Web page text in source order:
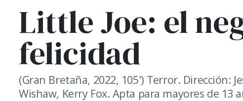
Little Joe: el
felicidad
(Gran Bretaña, 2022, 105') Terror. Dirección:
Wishaw, Kerry Fox. Apta para mayores de 13